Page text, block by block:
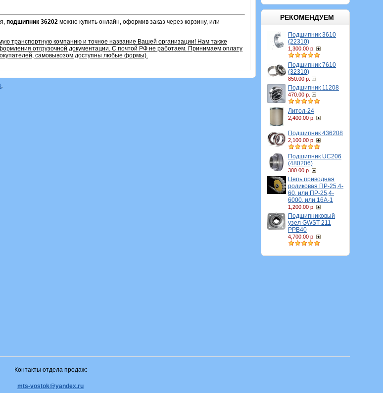
РЕКОМЕНДУЕМ
Подшипник 3610
(22310)
1,300.00 р.
Подшипник 7610
(32310)
850.00 р.
Подшипник 11208
470.00 р.
Литол-24
2,400.00 р.
Подшипник 436208
2,100.00 р.
Подшипник UC206
(480206)
300.00 р.
Цепь приводная
роликовая ПР-25,4-
60, или ПР-25,4-
6000, или 16A-1
1,200.00 р.
Подшипниковый
узел GWST 211
PPB40
4,700.00 р.
подшипник 36202 можно купить онлайн, оформив заказ через корзину, или
транспортную компанию и точное название Вашей организации! Нам также
отгрузочной документации. С почтой РФ не работаем. Принимаем оплату
самовывозом доступны любые формы).
Контакты отдела продаж:
mts-vostok@yandex.ru